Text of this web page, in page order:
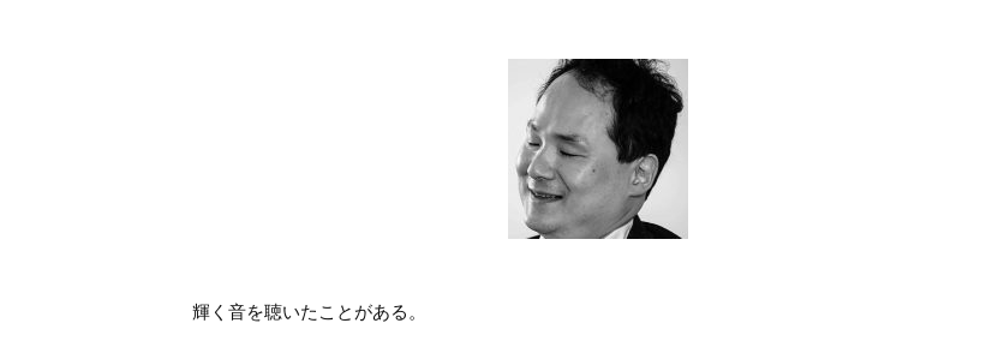
輝く音を聴いたことがある。